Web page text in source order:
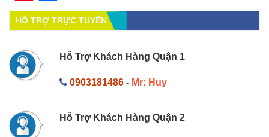
HỔ TRỢ TRỰC TUYẾN
Hỗ Trợ Khách Hàng Quận 1
0903181486- Mr: Huy
Hỗ Trợ Khách Hàng Quận 2